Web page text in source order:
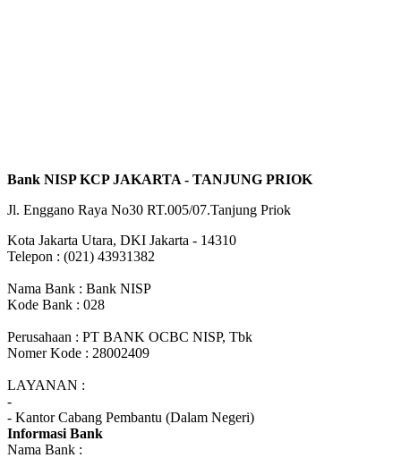
Bank NISP KCP JAKARTA - TANJUNG PRIOK
Jl. Enggano Raya No30 RT.005/07.Tanjung Priok
Kota Jakarta Utara, DKI Jakarta - 14310
Telepon : (021) 43931382
Nama Bank : Bank NISP
Kode Bank : 028
Perusahaan : PT BANK OCBC NISP, Tbk
Nomer Kode : 28002409
LAYANAN :
-
- Kantor Cabang Pembantu (Dalam Negeri)
Informasi Bank
Nama Bank :